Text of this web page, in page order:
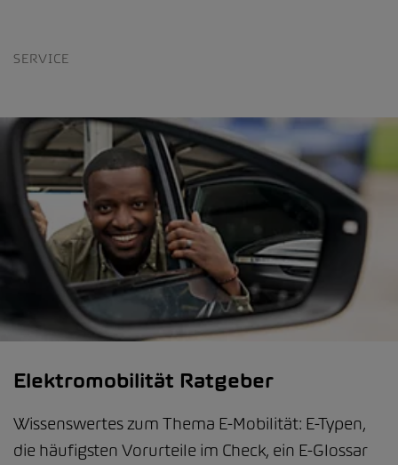
SERVICE
Elektromobilität Ratgeber
Wissenswertes zum Thema E-Mobilität: E-Typen,
die häufigsten Vorurteile im Check, ein E-Glossar